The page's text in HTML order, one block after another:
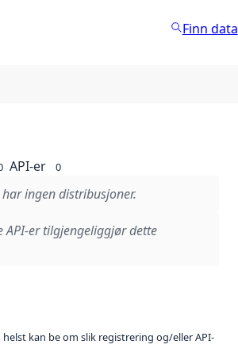
Finn data
API-er 0
ingen distribusjoner.
API-er tilgjengeliggjør dette
kan be om slik registrering og/eller API-